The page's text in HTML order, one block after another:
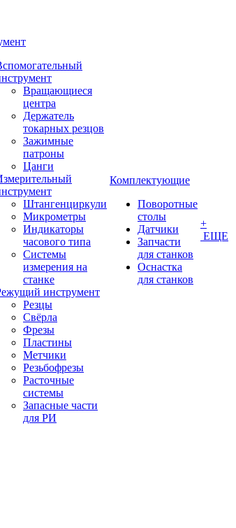
Вращающиеся
центра
Держатель
токарных резцов
Зажимные
патроны
Цанги
Штангенциркули
Микрометры
Индикаторы
часового типа
Системы
измерения на
станке
инструмент
Резцы
Свёрла
Фрезы
Пластины
Метчики
Резьбофрезы
Расточные
системы
Запасные части
для РИ
Комплектующие
Поворотные
столы
Датчики
Запчасти
для станков
Оснастка
для станков
+
ЕЩЕ